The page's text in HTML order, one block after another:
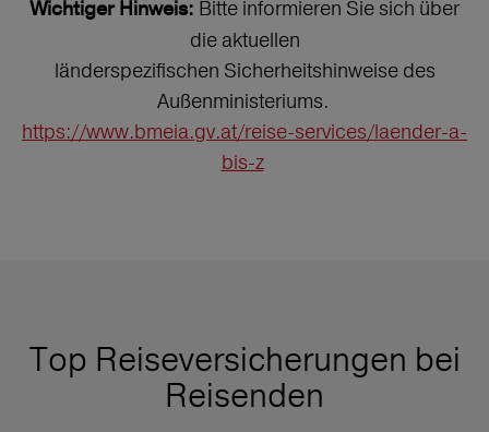
Wichtiger Hinweis: Bitte informieren Sie sich über
die aktuellen
länderspezifischen Sicherheitshinweise des
Außenministeriums.
https://www.bmeia.gv.at/reise-services/laender-a-
bis-z
Top Reiseversicherungen bei
Reisenden